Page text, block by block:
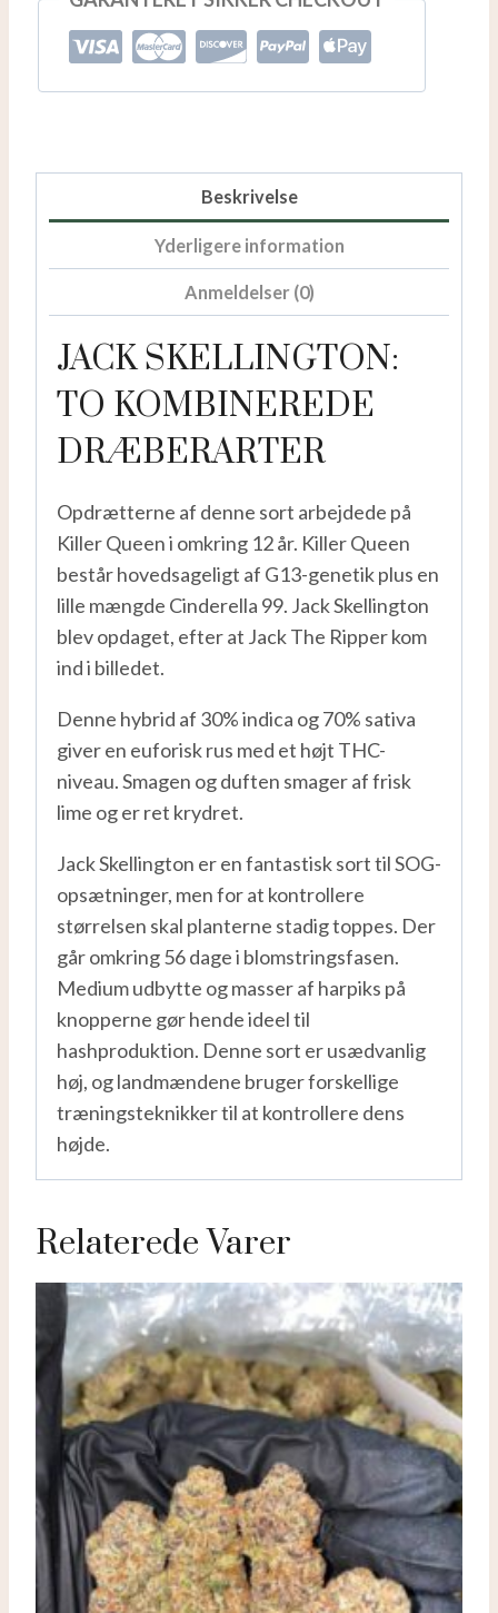
Beskrivelse
Yderligere information
Anmeldelser (0)
JACK SKELLINGTON:
TO KOMBINEREDE
DRÆBERARTER
Opdrætterne af denne sort arbejdede på
Killer Queen i omkring 12 år. Killer Queen
består hovedsageligt af G13-genetik plus en
lille mængde Cinderella 99. Jack Skellington
blev opdaget, efter at Jack The Ripper kom
ind i billedet.
Denne hybrid af 30% indica og 70% sativa
giver en euforisk rus med et højt THC-
niveau. Smagen og duften smager af frisk
lime og er ret krydret.
Jack Skellington er en fantastisk sort til SOG-
opsætninger, men for at kontrollere
størrelsen skal planterne stadig toppes. Der
går omkring 56 dage i blomstringsfasen.
Medium udbytte og masser af harpiks på
knopperne gør hende ideel til
hashproduktion. Denne sort er usædvanlig
høj, og landmændene bruger forskellige
træningsteknikker til at kontrollere dens
højde.
Relaterede Varer